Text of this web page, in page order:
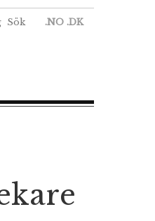
Sök .NO .DK